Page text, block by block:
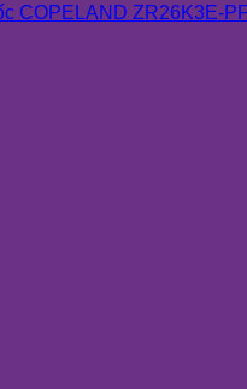
COPELAND ZR26K3E-